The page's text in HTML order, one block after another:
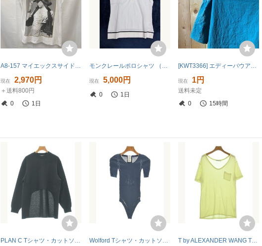
A8-157 マイエックスサイド XS アメリカ古着 フォトプリント 半袖 ロングTシャツ ホワイト myXSIDE レディース
現在 2,970円
＋送料800円
0
1日
モンクレールポロシャツ （レディースXS） MONCLER
現在 5,000円
0 1日
[KWT3366] エディーバウアー 半袖トップス レディース コバルトブルー XS ポス
現在 1円
送料未定
0
15時間
PLAN C Tシャツ・カットソー レディース プランシー 中古 古着 Wolford Tシャツ・カットソー レディース ウォルフォード 中古 古着 T by ALEXANDER WANG Tシャツ・カットソー レディース ティーバイアレキサンダーワン 中古 古着